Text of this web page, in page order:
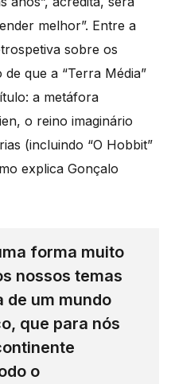
melhor”. Entre a
sobre os
que a “Terra Média”
a metáfora
o reino imaginário
(incluindo “O Hobbit”
explica Gonçalo
forma muito
nossos temas
de um mundo
que para nós
o